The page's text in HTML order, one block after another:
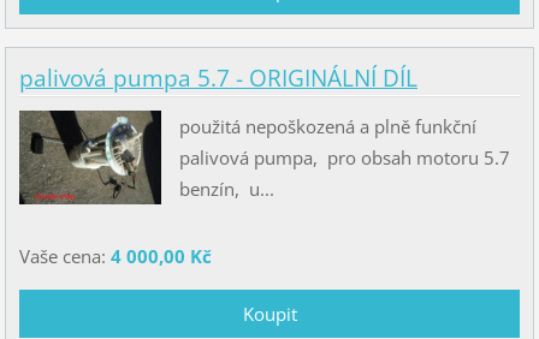
palivová pumpa 5.7 - ORIGINÁLNÍ DÍL
použitá nepoškozená a plně funkční
palivová pumpa, pro obsah motoru 5.7
benzín, u...
Vaše cena: 4 000,00 Kč